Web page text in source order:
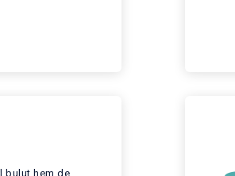
bulut hem de